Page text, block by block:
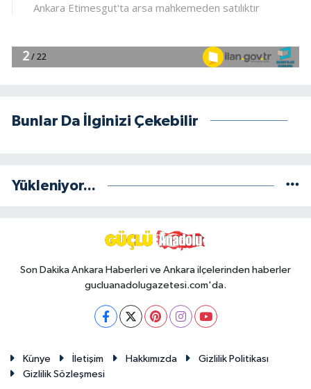
Bunlar Da İlginizi Çekebilir
Yükleniyor...
Son Dakika Ankara Haberleri ve Ankara ilçelerinden haberler
gucluanadolugazetesi.com'da.
Künye İletişim Hakkımızda
Gizlilik Politikası
Gizlilik Sözleşmesi